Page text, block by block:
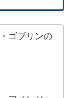
ゴブリンの